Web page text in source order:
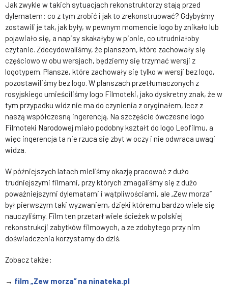
Jak zwykle w takich sytuacjach rekonstruktorzy stają przed
dylematem: co z tym zrobić i jak to zrekonstruować? Gdybyśmy
zostawili je tak, jak były, w pewnym momencie logo by znikało lub
pojawiało się, a napisy skakałyby w pionie, co utrudniałoby
czytanie. Zdecydowaliśmy, że planszom, które zachowały się
częściowo w obu wersjach, będziemy się trzymać wersji z
logotypem. Plansze, które zachowały się tylko w wersji bez logo,
pozostawiliśmy bez logo. W planszach przetłumaczonych z
rosyjskiego umieściliśmy logo Filmoteki, jako dyskretny znak, że w
tym przypadku widz nie ma do czynienia z oryginałem, lecz z
naszą współczesną ingerencją. Na szczęście ówczesne logo
Filmoteki Narodowej miało podobny kształt do logo Leofilmu, a
więc ingerencja ta nie rzuca się zbyt w oczy i nie odwraca uwagi
widza.
W późniejszych latach mieliśmy okazję pracować z dużo
trudniejszymi filmami, przy których zmagaliśmy się z dużo
poważniejszymi dylematami i wątpliwościami, ale „Zew morza”
był pierwszym taki wyzwaniem, dzięki któremu bardzo wiele się
nauczyliśmy. Film ten przetarł wiele ścieżek w polskiej
rekonstrukcji zabytków filmowych, a ze zdobytego przy nim
doświadczenia korzystamy do dziś.
Zobacz także:
→ film „Zew morza” na ninateka.pl